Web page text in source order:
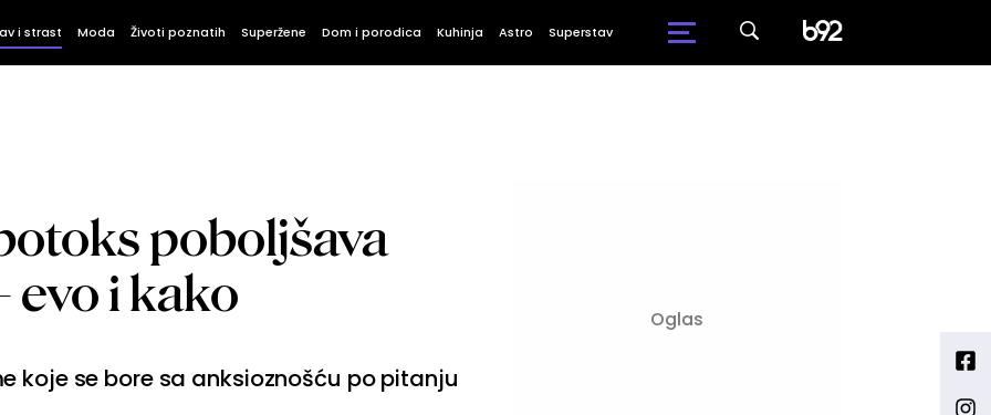
i strast Moda Životi poznatih Superžene Dom i porodica Kuhinja Astro Superstav
poboljšava
evo i kako
koje se bore sa anksioznošću po pitanju